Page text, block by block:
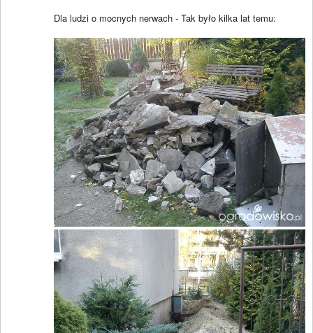
Dla ludzi o mocnych nerwach - Tak było kilka lat temu: